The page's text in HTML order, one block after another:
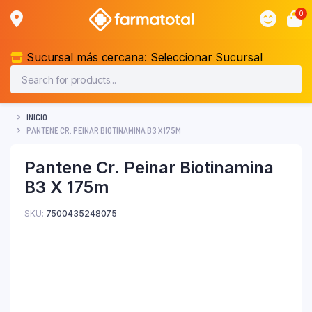
0
Sucursal más cercana: Seleccionar Sucursal
INICIO
PANTENE CR. PEINAR BIOTINAMINA B3 X 175M
Pantene Cr. Peinar Biotinamina
B3 X 175m
SKU: 7500435248075